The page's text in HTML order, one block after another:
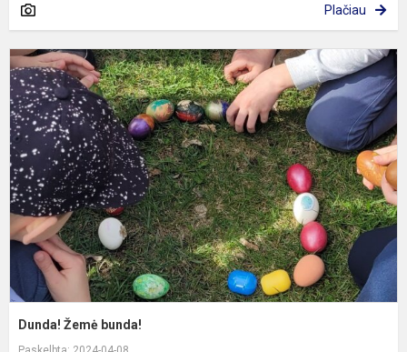
Plačiau
Dunda! Žemė bunda!